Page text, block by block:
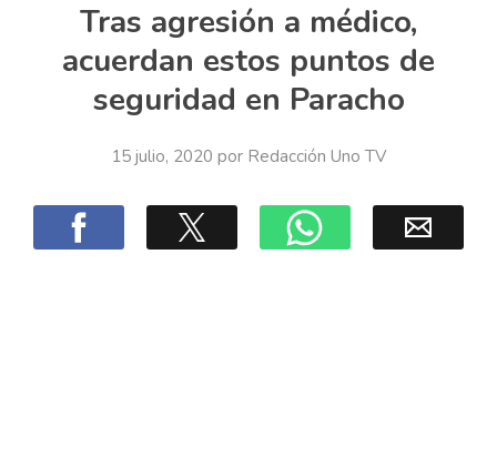
Tras agresión a médico,
acuerdan estos puntos de
seguridad en Paracho
15 julio, 2020 por Redacción Uno TV